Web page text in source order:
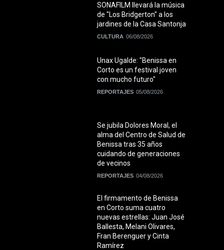
SONAFILM llevará la música
de "Los Bridgerton" a los
jardines de la Casa Santonja
CULTURA 06/08/2026
Unax Ugalde: "Benissa en
Corto es un festival joven
con mucho futuro"
REPORTAJES 05/08/2026
Se jubila Dolores Moral, el
alma del Centro de Salud de
Benissa tras 35 años
cuidando de generaciones
de vecinos
REPORTAJES 04/08/2026
El firmamento de Benissa
en Corto suma cuatro
nuevas estrellas: Juan José
Ballesta, Melani Olivares,
Fran Berenguer y Cinta
Ramírez